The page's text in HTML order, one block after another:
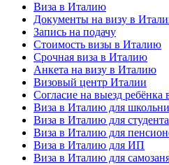
Виза в Италию
Документы на визу в
Запись на подачу
Стоимость визы в Италию
Срочная виза в Италию
Анкета на визу в Италию
Визовый центр Италии
Согласие на выезд
Виза в Италию для
Виза в Италию для студента
Виза в Италию для
Виза в Италию для ИП
Виза в Италию для